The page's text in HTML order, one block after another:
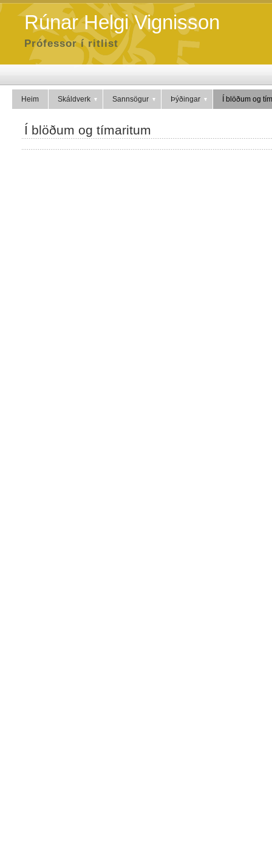
Rúnar Helgi Vignisson
Prófessor í ritlist
Heim Skáldverk Sannsögur Þýðingar Í blöðum og
Í blöðum og tímaritum